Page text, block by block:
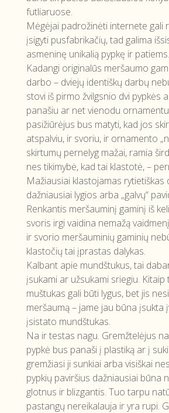
futliaruose.
Mėgėjai padrožinėti internete gali
įsigyti pusfabrikačių, tad galima
asmeninę unikalią pypkę ir patiems.
Kadangi originalūs meršaumo
darbo – dviejų identiškų darbų
stovi iš pirmo žvilgsnio dvi pypkės
panašiu ar net vienodu
pasižiūrėjus bus matyti, kad jos
atspalviu, ir svoriu, ir ornamento
skirtumų pernelyg mažai, ramia
nes tikimybė, kad tai klastotė, –
Mažiausiai klastojamas
dažniausiai lygios arba „galvų“
Renkantis meršauminį gaminį iš
svoris irgi vaidina nemažą
ir svorio meršauminių gaminių
klastočių tai įprastas dalykas.
Kalbant apie mundštukus, tai
įsukami ar užsukami sriegiu. Kitaip
muštukas gali būti lygus, bet jis
meršaumą – jame jau būna įsukta
įsistato mundštukas.
Na ir testas nagu. Gremžtelėjus
pypkė bus panaši į plastiką ar į
gremžiasi ji sunkiai arba visiškai
pypkių paviršius dažniausiai būna
glotnus ir blizgantis. Tuo tarpu
pastangų nereikalauja ir yra rupi.